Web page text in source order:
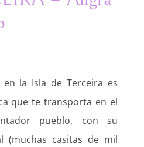
la Isla de Terceira es
que te transporta en el
pueblo, con su
(muchas casitas de mil